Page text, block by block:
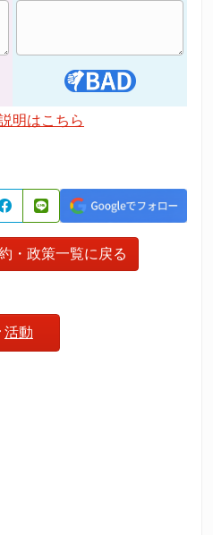
明はこちら
・政策一覧に戻る
活動